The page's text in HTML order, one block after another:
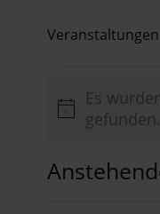
Veranstaltungen
Hinweis
Es
gefunden.